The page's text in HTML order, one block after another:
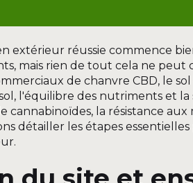
extérieur réussie commence
mais rien de tout cela ne peut
de chanvre CBD, le
l'équilibre des nutriments et
cannabinoïdes, la résistance
détailler les étapes